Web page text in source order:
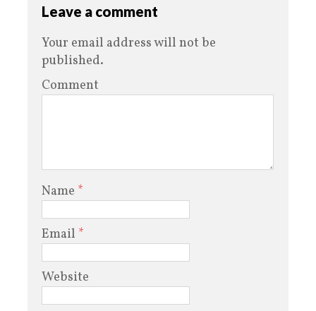
Leave a comment
Your email address will not be
published.
Comment
Name *
Email *
Website